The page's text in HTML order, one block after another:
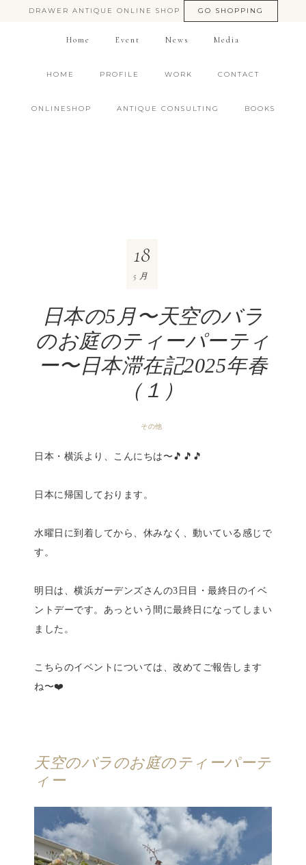
DRAWER ANTIQUE ONLINE SHOP GO SHOPPING
Home Event News Media
HOME PROFILE WORK CONTACT
ONLINESHOP ANTIQUE CONSULTING BOOKS
日本の5月〜天空のバラ
のお庭のティーパーティ
ー〜日本滞在記2025年春
（１）
その他
18
5月
日本・横浜より、こんにちは〜🎵🎵🎵
日本に帰国しております。
水曜日に到着してから、休みなく、動いている感じで
す。
明日は、横浜ガーデンズさんの3日目・最終日のイベ
ントデーです。あっという間に最終日になってしまい
ました。
こちらのイベントについては、改めてご報告します
ね〜❤️
天空のバラのお庭のティーパーテ
ィー